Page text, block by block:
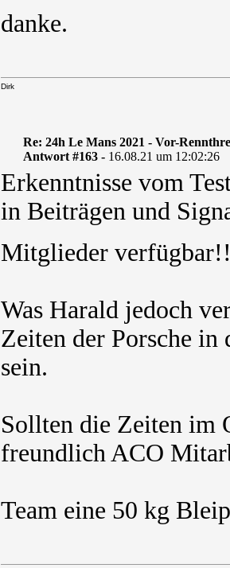
danke.
Dirk
Re: 24h Le Mans 2021 - Vor-
Antwort #163 - 16.08.21 um 12:02:26
Erkenntnisse vom
in Beiträgen und
Mitglieder
Was Harald jedoch
Zeiten der Porsche in
sein.
Sollten die Zeiten im
freundlich ACO
Team eine 50 kg